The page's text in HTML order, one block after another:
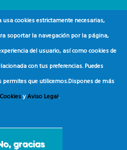
cookies estrictamente necesarias,
soportar la navegación por la página,
del usuario, así como cookies de
con tus preferencias. Puedes
permites que utilicemos.Dispones de más
yAviso Legal.
gracias